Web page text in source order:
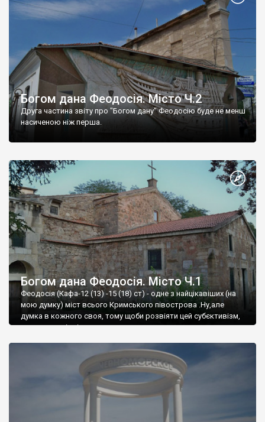
Богом дана Феодосія. Місто Ч.2
Друга частина звіту про "Богом дану" Феодосію буде не менш
насиченою ніж перша.
Богом дана Феодосія. Місто Ч.1
Феодосія (Кафа-12 (13) -15 (18) ст) - одне з найцікавіших (на
мою думку) міст всього Кримського півострова .Ну,але
думка в кожного своя, тому щоби розвіяти цей субєктивізм,
запрошую відвідати це